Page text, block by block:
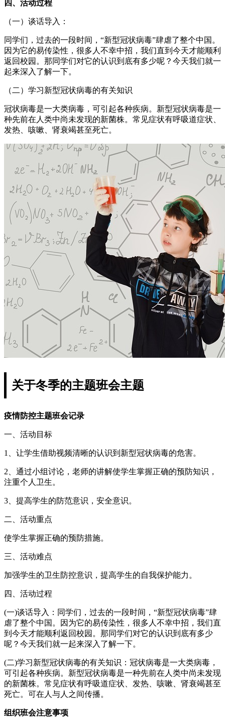
四、活动过程
（一）谈话导入：
同学们，过去的一段时间，“新型冠状病毒”肆虐了整个中国。
因为它的易传染性，很多人不幸中招，我们直到今天才能顺利
返回校园。那同学们对它的认识到底有多少呢？今天我们就一
起来深入了解一下。
（二）学习新型冠状病毒的有关知识
冠状病毒是一大类病毒，可引起各种疾病。新型冠状病毒是一
种先前在人类中尚未发现的新菌株。常见症状有呼吸道症状、
发热、咳嗽、肾衰竭甚至死亡。
关于冬季的主题班会主题
疫情防控主题班会记录
一、活动目标
1、让学生借助视频清晰的认识到新型冠状病毒的危害。
2、通过小组讨论，老师的讲解使学生掌握正确的预防知识，
注重个人卫生。
3、提高学生的防范意识，安全意识。
二、活动重点
使学生掌握正确的预防措施。
三、活动难点
加强学生的卫生防控意识，提高学生的自我保护能力。
四、活动过程
(一)谈话导入：同学们，过去的一段时间，“新型冠状病毒”肆
虐了整个中国。因为它的易传染性，很多人不幸中招，我们直
到今天才能顺利返回校园。那同学们对它的认识到底有多少
呢？今天我们就一起来深入了解一下。
(二)学习新型冠状病毒的有关知识：冠状病毒是一大类病毒，
可引起各种疾病。新型冠状病毒是一种先前在人类中尚未发现
的新菌株。常见症状有呼吸道症状、发热、咳嗽、肾衰竭甚至
死亡。可在人与人之间传播。
组织班会注意事项